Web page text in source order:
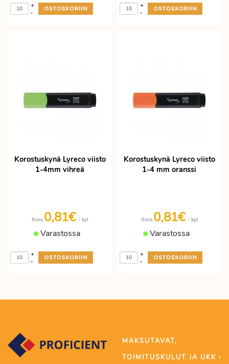
-
+
-
+
Korostuskynä Lyreco viisto
1-4mm vihreä
Hinta 0,81€ / kpl
Varastossa
-
+
Korostuskynä Lyreco viisto
1-4 mm oranssi
Hinta 0,81€ / kpl
Varastossa
-
+
MAKSUTAVAT,
TOIMITUSKULUT JA UKK ›